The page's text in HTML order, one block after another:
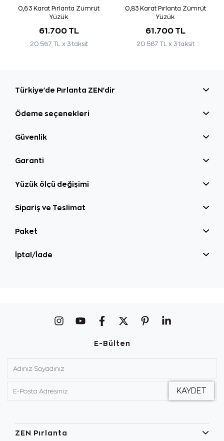
0,63 Karat Pırlanta Zümrüt
Yüzük
61.700 TL
20.567 TL x 3 taksit
0,83 Karat Pırlanta Zümrüt
Yüzük
61.700 TL
20.567 TL x 3 taksit
Türkiye'de Pırlanta ZEN'dir
Ödeme seçenekleri
Güvenlik
Garanti
Yüzük ölçü değişimi
Sipariş ve Teslimat
Paket
İptal/İade
E-Bülten
ZEN Pırlanta